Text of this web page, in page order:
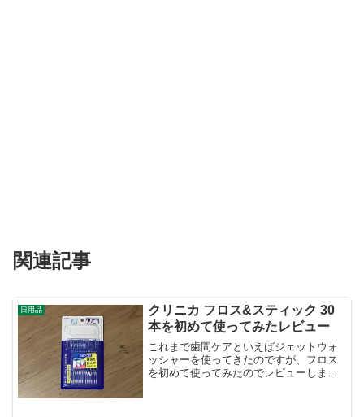
関連記事
日用品
クリニカ フロス&スティック 30
本を初めて使ってみたレビュー
これまで歯間ケアといえばジェットウォ
ッシャーを使ってきたのですが、フロス
を初めて使ってみたのでレビューしま